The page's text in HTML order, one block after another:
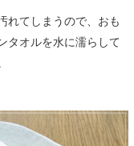
れてしまうので、おも
タオルを水に濡らして